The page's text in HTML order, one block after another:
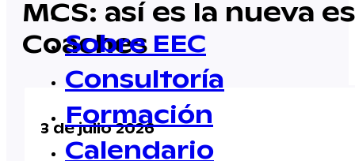
Sobre EEC
Consultoría
Formación
Calendario
MCS: así es la nueva
Coaches
3 de julio 2026